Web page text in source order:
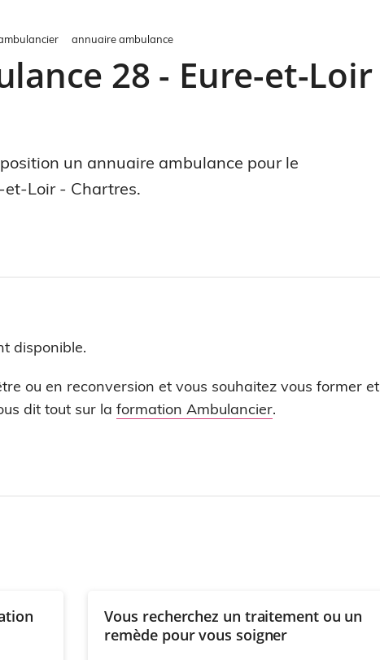
annuaire ambulance
28 - Eure-et-Loir
un annuaire ambulance pour le
Loir - Chartres.
disponible.
ou en reconversion et vous souhaitez vous former et
dit tout sur la formation Ambulancier.
Vous recherchez un traitement ou un
remède pour vous soigner